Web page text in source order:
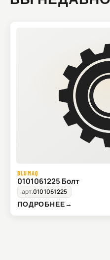
BLUMAQ
0101061225 Болт
арт.0101061225
ПОДРОБНЕЕ→